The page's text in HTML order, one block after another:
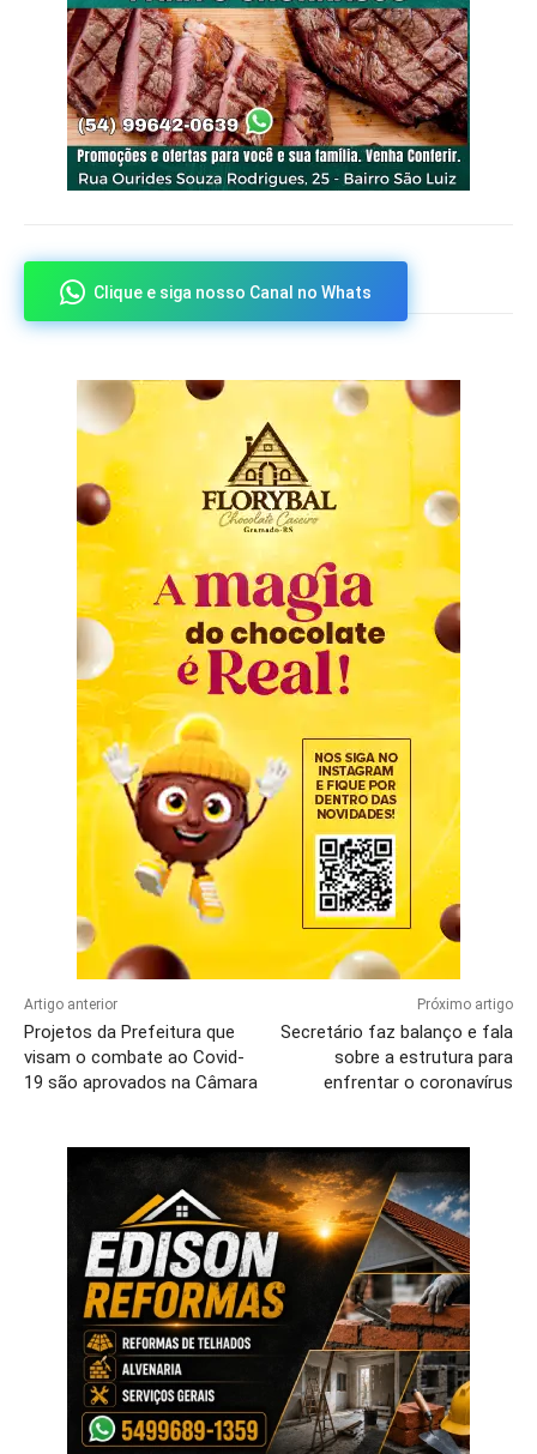
Clique e siga nosso Canal no Whats
Artigo anterior
Projetos da Prefeitura que
visam o combate ao Covid-
19 são aprovados na Câmara
Próximo artigo
Secretário faz balanço e fala
sobre a estrutura para
enfrentar o coronavírus